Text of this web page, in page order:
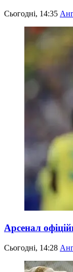
Сьогодні, 14:35
Арсенал
Сьогодні, 14:28